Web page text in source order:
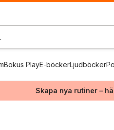
Bokus PlayE-böckerLjudböcker
Skapa nya rutiner –